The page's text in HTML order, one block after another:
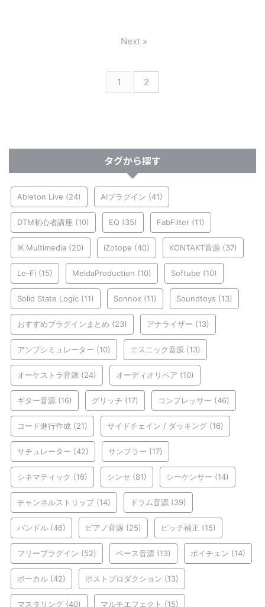
1 2
Next »
タグから探す
Ableton Live (24) AIプラグイン (41)
DTM初心者講座 (10) EQ (35) FabFilter (11)
IK Multimedia (20) iZotope (40) KONTAKT音源 (37)
Lo-Fi (15) MeldaProduction (10) Softube (10)
Solid State Logic (11) Sonnox (11) Soundtoys (13)
おすすめプラグインまとめ (23) アナライザー (13)
アンプシミュレーター (10) エスニック音源 (13)
オーケストラ音源 (24) オーディオリペア (10)
ギター音源 (16) グリッチ (17) コンプレッサー (46)
コード進行作成 (21) サイドチェイン / ダッキング (16)
サチュレーター (42) サンプラー (17)
シネマティック (16) シンセ (81) シーケンサー (14)
チャンネルストリップ(14) ドラム音源 (39)
バンドル (46) ピアノ音源 (25) ピッチ補正 (15)
フリープラグイン (52) ベース音源 (13) ボイチェン (14)
ボーカル (42) ポストプロダクション (13)
マスタリング (40) マルチエフェクト (15)